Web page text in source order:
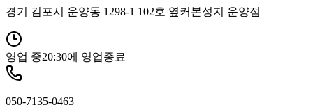
경기 김포시 운양동 1298-1 102호 옆커본성지 운양점
영업 중20:30에 영업종료
050-7135-0463